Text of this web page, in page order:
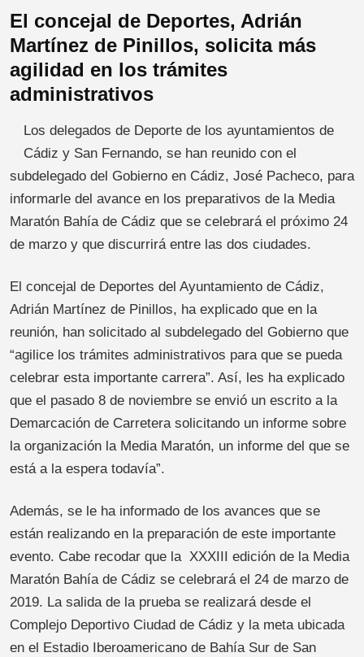
El concejal de Deportes, Adrián
Martínez de Pinillos, solicita más
agilidad en los trámites
administrativos
Los delegados de Deporte de los ayuntamientos de
Cádiz y San Fernando, se han reunido con el
subdelegado del Gobierno en Cádiz, José Pacheco, para
informarle del avance en los preparativos de la Media
Maratón Bahía de Cádiz que se celebrará el próximo 24
de marzo y que discurrirá entre las dos ciudades.
El concejal de Deportes del Ayuntamiento de Cádiz,
Adrián Martínez de Pinillos, ha explicado que en la
reunión, han solicitado al subdelegado del Gobierno que
“agilice los trámites administrativos para que se pueda
celebrar esta importante carrera”. Así, les ha explicado
que el pasado 8 de noviembre se envió un escrito a la
Demarcación de Carretera solicitando un informe sobre
la organización la Media Maratón, un informe del que se
está a la espera todavía”.
Además, se le ha informado de los avances que se
están realizando en la preparación de este importante
evento. Cabe recodar que la XXXIII edición de la Media
Maratón Bahía de Cádiz se celebrará el 24 de marzo de
2019. La salida de la prueba se realizará desde el
Complejo Deportivo Ciudad de Cádiz y la meta ubicada
en el Estadio Iberoamericano de Bahía Sur de San